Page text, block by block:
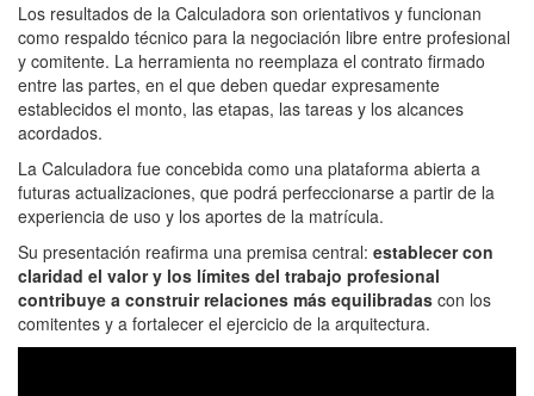
Los resultados de la Calculadora son orientativos y funcionan
como respaldo técnico para la negociación libre entre profesional
y comitente. La herramienta no reemplaza el contrato firmado
entre las partes, en el que deben quedar expresamente
establecidos el monto, las etapas, las tareas y los alcances
acordados.
La Calculadora fue concebida como una plataforma abierta a
futuras actualizaciones, que podrá perfeccionarse a partir de la
experiencia de uso y los aportes de la matrícula.
Su presentación reafirma una premisa central: establecer con
claridad el valor y los límites del trabajo profesional
contribuye a construir relaciones más equilibradas con los
comitentes y a fortalecer el ejercicio de la arquitectura.